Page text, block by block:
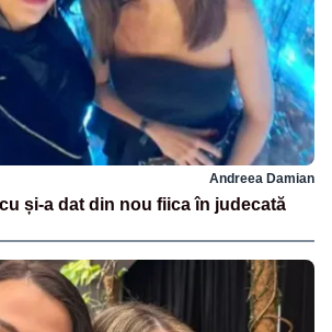
Andreea Damian
și-a dat din nou fiica în judecată